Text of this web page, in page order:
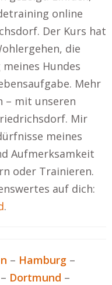
online
Der Kurs hat
die
Hundes
Mehr
– mit unseren
Mir
meines
Aufmerksamkeit
oder Trainieren.
auf dich:
.
– Hamburg –
– Dortmund –